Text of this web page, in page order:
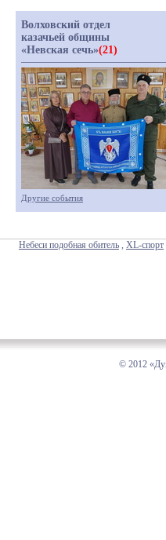
Волховский отдел
казачьей общины
«Невская сечь»(21)
Другие события
Небеси подобная обитель , XL-спорт
© 2012